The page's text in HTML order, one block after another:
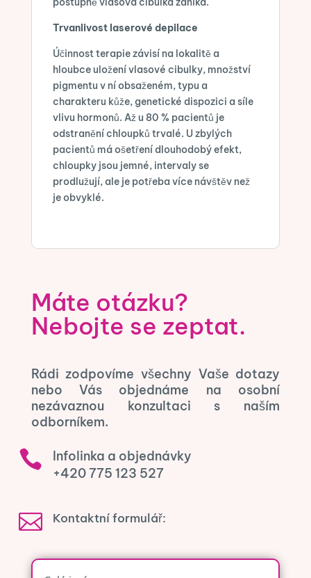
Trvanlivost laserové depilace
Účinnost terapie závisí na lokalitě a
hloubce uložení vlasové cibulky, množství
pigmentu v ní obsaženém, typu a
charakteru kůže, genetické dispozici a síle
vlivu hormonů. Až u 80 % pacientů je
odstranění chloupků trvalé. U zbylých
pacientů má ošetření dlouhodobý efekt,
chloupky jsou jemné, intervaly se
prodlužují, ale je potřeba více návštěv než
je obvyklé.
Máte otázku?
Nebojte se zeptat.
Rádi zodpovíme všechny Vaše dotazy
nebo Vás objednáme na osobní
nezávaznou konzultaci s naším
odborníkem.

Infolinka a objednávky
+420 775 123 527
 Kontaktní formulář: